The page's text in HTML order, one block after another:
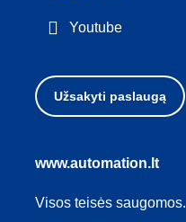
Youtube
Užsakyti paslaugą
www.automation.lt
Visos teisės saugomos.